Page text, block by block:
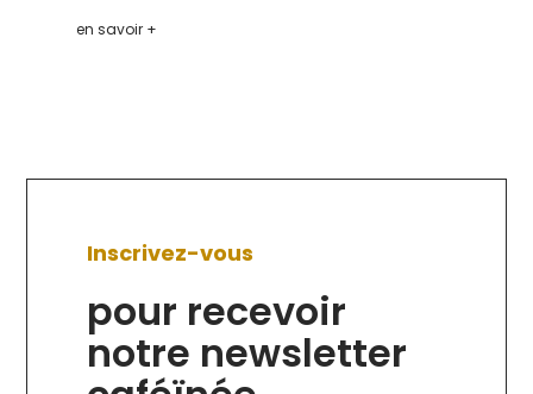
en savoir +
Inscrivez-vous
pour recevoir
notre newsletter